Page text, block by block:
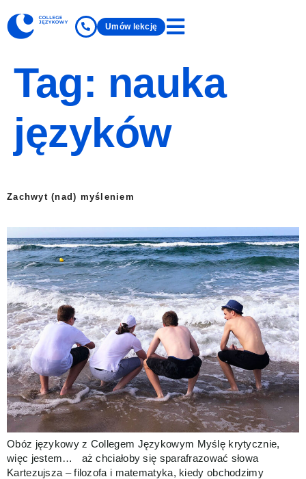
Umów lekcję
Tag: nauka
języków
Zachwyt (nad) myśleniem
Obóz językowy z Collegem Językowym Myślę krytycznie,
więc jestem… aż chciałoby się sparafrazować słowa
Kartezujsza – filozofa i matematyka, kiedy obchodzimy